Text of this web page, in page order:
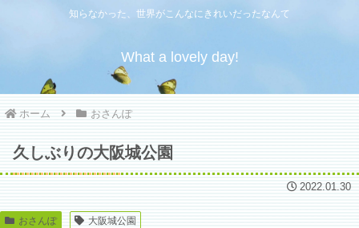
知らなかった、世界がこんなにきれいだったなんて
What a lovely day!
ホーム おさんぽ
久しぶりの大阪城公園
2022.01.30
おさんぽ 大阪城公園